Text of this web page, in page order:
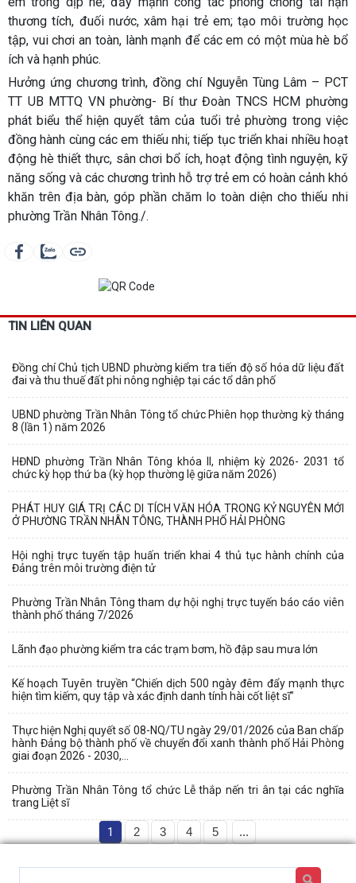
thương tích, đuối nước, xâm hại trẻ em; tạo môi trường học
tập, vui chơi an toàn, lành mạnh để các em có một mùa hè bổ
ích và hạnh phúc.
Hưởng ứng chương trình, đồng chí Nguyễn Tùng Lâm – PCT
TT UB MTTQ VN phường- Bí thư Đoàn TNCS HCM phường
phát biểu thể hiện quyết tâm của tuổi trẻ phường trong việc
đồng hành cùng các em thiếu nhi; tiếp tục triển khai nhiều hoạt
động hè thiết thực, sân chơi bổ ích, hoạt động tình nguyện, kỹ
năng sống và các chương trình hỗ trợ trẻ em có hoàn cảnh khó
khăn trên địa bàn, góp phần chăm lo toàn diện cho thiếu nhi
phường Trần Nhân Tông./.
TIN LIÊN QUAN
Đồng chí Chủ tịch UBND phường kiểm tra tiến độ số hóa dữ liệu đất
đai và thu thuế đất phi nông nghiệp tại các tổ dân phố
UBND phường Trần Nhân Tông tổ chức Phiên họp thường kỳ tháng
8 (lần 1) năm 2026
HĐND phường Trần Nhân Tông khóa II, nhiệm kỳ 2026- 2031 tổ
chức kỳ họp thứ ba (kỳ họp thường lệ giữa năm 2026)
PHÁT HUY GIÁ TRỊ CÁC DI TÍCH VĂN HÓA TRONG KỶ NGUYÊN MỚI
Ở PHƯỜNG TRẦN NHÂN TÔNG, THÀNH PHỐ HẢI PHÒNG
Hội nghị trực tuyến tập huấn triển khai 4 thủ tục hành chính của
Đảng trên môi trường điện tử
Phường Trần Nhân Tông tham dự hội nghị trực tuyến báo cáo viên
thành phố tháng 7/2026
Lãnh đạo phường kiểm tra các trạm bơm, hồ đập sau mưa lớn
Kế hoạch Tuyên truyền “Chiến dịch 500 ngày đêm đẩy mạnh thực
hiện tìm kiếm, quy tập và xác định danh tính hài cốt liệt sĩ”
Thực hiện Nghị quyết số 08-NQ/TU ngày 29/01/2026 của Ban chấp
hành Đảng bộ thành phố về chuyển đổi xanh thành phố Hải Phòng
giai đoạn 2026 - 2030,...
Phường Trần Nhân Tông tổ chức Lễ thắp nến tri ân tại các nghĩa
trang Liệt sĩ
1 2 3 4 5 ...